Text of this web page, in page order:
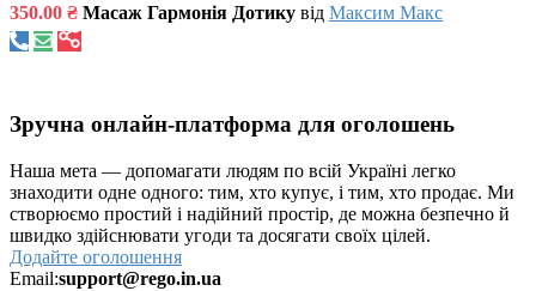
350.00 ₴ Масаж Гармонія Дотику від Максим Макс
Зручна онлайн-платформа для оголошень
Наша мета — допомагати людям по всій Україні легко
знаходити одне одного: тим, хто купує, і тим, хто продає. Ми
створюємо простий і надійний простір, де можна безпечно й
швидко здійснювати угоди та досягати своїх цілей.
Додайте оголошення
Email:support@rego.in.ua